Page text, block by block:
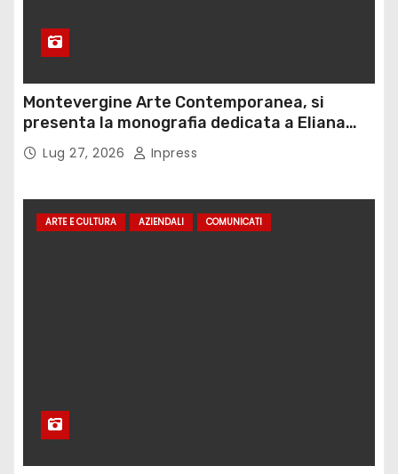
Montevergine Arte Contemporanea, si
presenta la monografia dedicata a Eliana
Adorno
Lug 27, 2026 Inpress
ARTE E CULTURA AZIENDALI COMUNICATI